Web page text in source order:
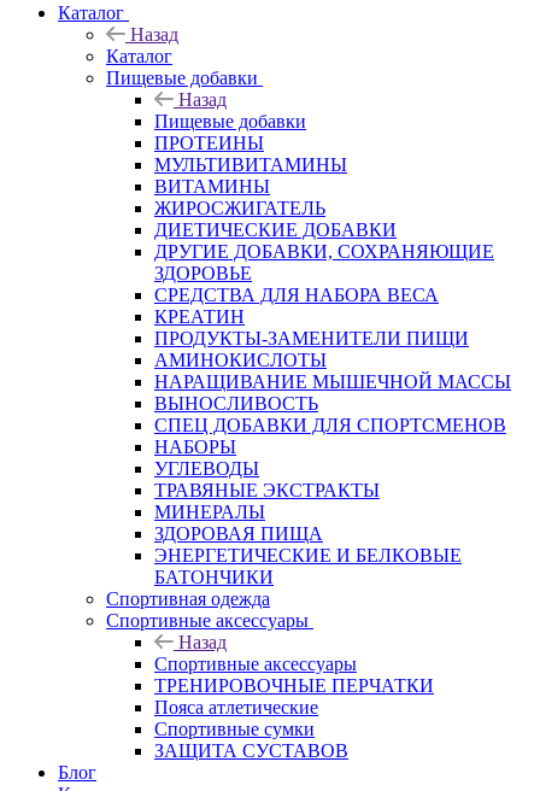
Каталог
Назад
Каталог
Пищевые добавки
Назад
Пищевые добавки
ПРОТЕИНЫ
МУЛЬТИВИТАМИНЫ
ВИТАМИНЫ
ЖИРОСЖИГАТЕЛЬ
ДИЕТИЧЕСКИЕ ДОБАВКИ
ДРУГИЕ ДОБАВКИ, СОХРАНЯЮЩИЕ
ЗДОРОВЬЕ
СРЕДСТВА ДЛЯ НАБОРА ВЕСА
КРЕАТИН
ПРОДУКТЫ-ЗАМЕНИТЕЛИ ПИЩИ
АМИНОКИСЛОТЫ
НАРАЩИВАНИЕ МЫШЕЧНОЙ МАССЫ
ВЫНОСЛИВОСТЬ
СПЕЦ ДОБАВКИ ДЛЯ СПОРТСМЕНОВ
НАБОРЫ
УГЛЕВОДЫ
ТРАВЯНЫЕ ЭКСТРАКТЫ
МИНЕРАЛЫ
ЗДОРОВАЯ ПИЩА
ЭНЕРГЕТИЧЕСКИЕ И БЕЛКОВЫЕ
БАТОНЧИКИ
Спортивная одежда
Спортивные аксессуары
Назад
Спортивные аксессуары
ТРЕНИРОВОЧНЫЕ ПЕРЧАТКИ
Пояса атлетические
Спортивные сумки
ЗАЩИТА СУСТАВОВ
Блог